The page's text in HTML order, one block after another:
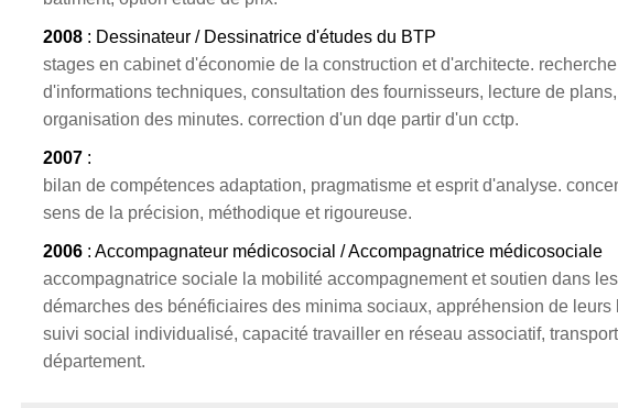
2008 : Dessinateur / Dessinatrice d'études du BTP
stages en cabinet d'économie de la construction et d'architecte. recherche
d'informations techniques, consultation des fournisseurs, lecture de plans,
organisation des minutes. correction d'un dqe partir d'un cctp.
2007 :
bilan de compétences adaptation, pragmatisme et esprit d'analyse.
sens de la précision, méthodique et rigoureuse.
2006 : Accompagnateur médicosocial / Accompagnatrice médicosociale
accompagnatrice sociale la mobilité accompagnement et soutien dans les
démarches des bénéficiaires des minima sociaux, appréhension de leurs
suivi social individualisé, capacité travailler en réseau associatif,
département.